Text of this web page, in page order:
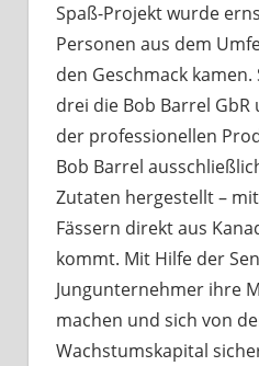
Spaß-Projekt wurde
Personen aus dem
den Geschmack
drei die Bob Barrel
der professionellen
Bob Barrel
Zutaten hergestellt –
Fässern direkt aus
kommt. Mit Hilfe der
Jungunternehmer ihre
machen und sich von
Wachstumskapital